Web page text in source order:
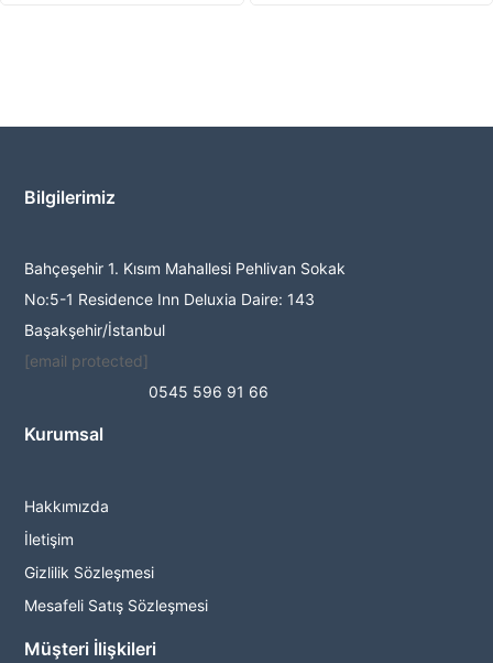
Bilgilerimiz
Bahçeşehir 1. Kısım Mahallesi Pehlivan Sokak
No:5-1 Residence Inn Deluxia Daire: 143
Başakşehir/İstanbul
[email protected]
0545 596 91 66
Kurumsal
Hakkımızda
İletişim
Gizlilik Sözleşmesi
Mesafeli Satış Sözleşmesi
Müşteri İlişkileri